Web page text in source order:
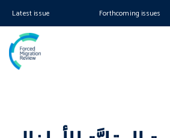
Latest issue Forthcoming issues